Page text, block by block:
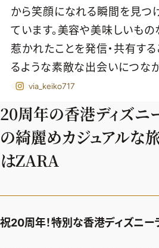
2026年9
最新号試し読み
定期購読
購入
から笑顔になれる瞬間を見つ
ています。美容や美味しいもの
惹かれたことを発信・共有す
るような素敵な出会いにつな
via_keiko717
20周年の香港ディズニ
の綺麗めカジュアルな
はZARA
祝20周年！特別な香港ディズニー